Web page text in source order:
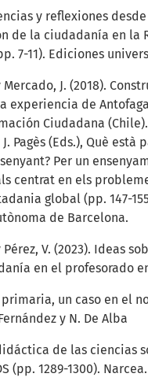
y reflexiones
de la ciudadanía en la
7-11). Ediciones
J. (2018).
experiencia de
Ciudadana (Chile).
Pagès (Eds.), Què està
Per un
centrat en els
global (pp. 147-
de Barcelona.
Pérez, V. (2023). Ideas
en el profesorado
un caso en el
y N. De Alba
de las ciencias
(pp. 1289-1300). Narcea.